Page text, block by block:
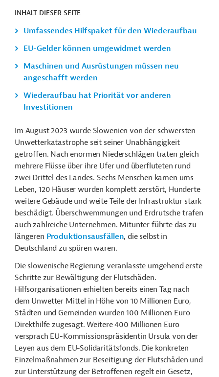
INHALT DIESER SEITE
Umfassendes Hilfspaket für den Wiederaufbau
EU-Gelder können umgewidmet werden
Maschinen und Ausrüstungen müssen neu
angeschafft werden
Wiederaufbau hat Priorität vor anderen
Investitionen
Im August 2023 wurde Slowenien von der schwersten
Unwetterkatastrophe seit seiner Unabhängigkeit
getroffen. Nach enormen Niederschlägen traten gleich
mehrere Flüsse über ihre Ufer und überfluteten rund
zwei Drittel des Landes. Sechs Menschen kamen ums
Leben, 120 Häuser wurden komplett zerstört, Hunderte
weitere Gebäude und weite Teile der Infrastruktur stark
beschädigt. Überschwemmungen und Erdrutsche trafen
auch zahlreiche Unternehmen. Mitunter führte das zu
längeren Produktionsausfällen, die selbst in
Deutschland zu spüren waren.
Die slowenische Regierung veranlasste umgehend erste
Schritte zur Bewältigung der Flutschäden.
Hilfsorganisationen erhielten bereits einen Tag nach
dem Unwetter Mittel in Höhe von 10 Millionen Euro,
Städten und Gemeinden wurden 100 Millionen Euro
Direkthilfe zugesagt. Weitere 400 Millionen Euro
versprach EU-Kommissionspräsidentin Ursula von der
Leyen aus dem EU-Solidaritätsfonds. Die konkreten
Einzelmaßnahmen zur Beseitigung der Flutschäden und
zur Unterstützung der Betroffenen regelt ein Gesetz,